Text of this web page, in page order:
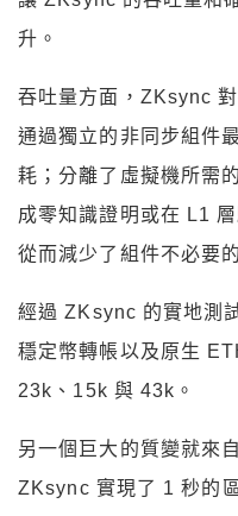
升。
吞吐量方面，ZKsync
通過獨立的非同步組件
耗；分離了虛擬機所需
成零知識證明或在 L1
從而減少了組件不必要
經過 ZKsync 的實地測
穩定幣轉帳以及原生
23k、15k 與 43k。
另一個巨大的質變就來
ZKsync 實現了 1 秒的